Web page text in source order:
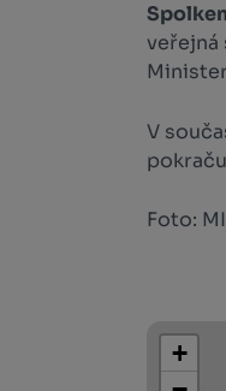
veřejná
V
Foto:
+